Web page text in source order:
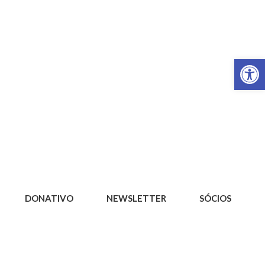
DONATIVO NEWSLETTER SÓCIOS